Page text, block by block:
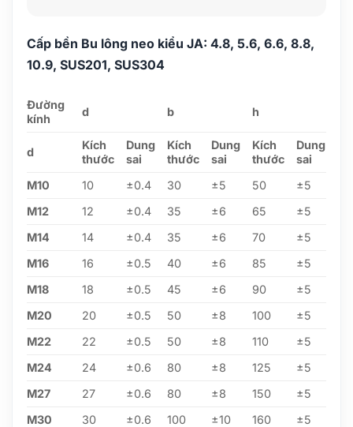
Cấp bền Bu lông neo kiểu JA: 4.8, 5.6, 6.6, 8.8,
10.9, SUS201, SUS304
Đường
kính
d b h
d
Kích
thước
Dung
sai
Kích
thước
Dung
sai
Kích
thước
Dung
sai
M10
10 ±0.4 30 ±5 50
±5
M12
12 ±0.4 35 ±6 65
±5
M14
14 ±0.4 35 ±6 70
±5
M16
16 ±0.5 40 ±6 85
±5
M18
18 ±0.5 45 ±6 90
±5
M20
20 ±0.5 50 ±8 100
±5
M22
22 ±0.5 50 ±8 110
±5
M24
24 ±0.6 80 ±8 125
±5
M27
27 ±0.6 80 ±8 150
±5
M30
30 ±0.6 100 ±10 160 ±5